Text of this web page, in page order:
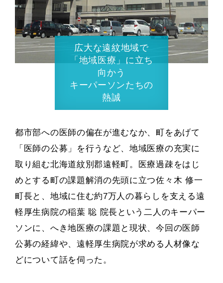
広大な遠紋地域で
「地域医療」に立ち
向かう
キーパーソンたちの
熱誠
都市部への医師の偏在が進むなか、町をあげて
「医師の公募」を行うなど、地域医療の充実に
取り組む北海道紋別郡遠軽町。医療過疎をはじ
めとする町の課題解消の先頭に立つ佐々木 修一
町長と、地域に住む約7万人の暮らしを支える遠
軽厚生病院の稲葉 聡 院長という二人のキーパー
ソンに、へき地医療の課題と現状、今回の医師
公募の経緯や、遠軽厚生病院が求める人材像な
どについて話を伺った。